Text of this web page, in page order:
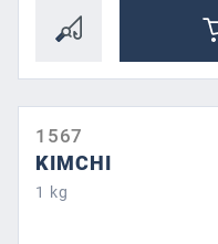
1567
KIMCHI
1 kg